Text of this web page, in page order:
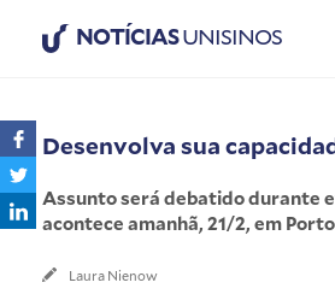
NOTÍCIASUNISINOS
Desenvolva sua
Assunto será debatido durante
acontece amanhã, 21/2, em
Laura Nienow